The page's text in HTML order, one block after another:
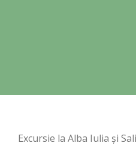
Excursie la Alba Iulia și